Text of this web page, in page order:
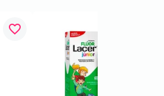
favorite_border